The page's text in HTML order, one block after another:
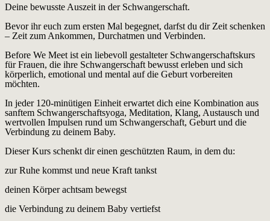
Deine bewusste Auszeit in der Schwangerschaft.
Bevor ihr euch zum ersten Mal begegnet, darfst du dir Zeit schenken
– Zeit zum Ankommen, Durchatmen und Verbinden.
Before We Meet ist ein liebevoll gestalteter Schwangerschaftskurs
für Frauen, die ihre Schwangerschaft bewusst erleben und sich
körperlich, emotional und mental auf die Geburt vorbereiten
möchten.
In jeder 120-minütigen Einheit erwartet dich eine Kombination aus
sanftem Schwangerschaftsyoga, Meditation, Klang, Austausch und
wertvollen Impulsen rund um Schwangerschaft, Geburt und die
Verbindung zu deinem Baby.
Dieser Kurs schenkt dir einen geschützten Raum, in dem du:
zur Ruhe kommst und neue Kraft tankst
deinen Körper achtsam bewegst
die Verbindung zu deinem Baby vertiefst